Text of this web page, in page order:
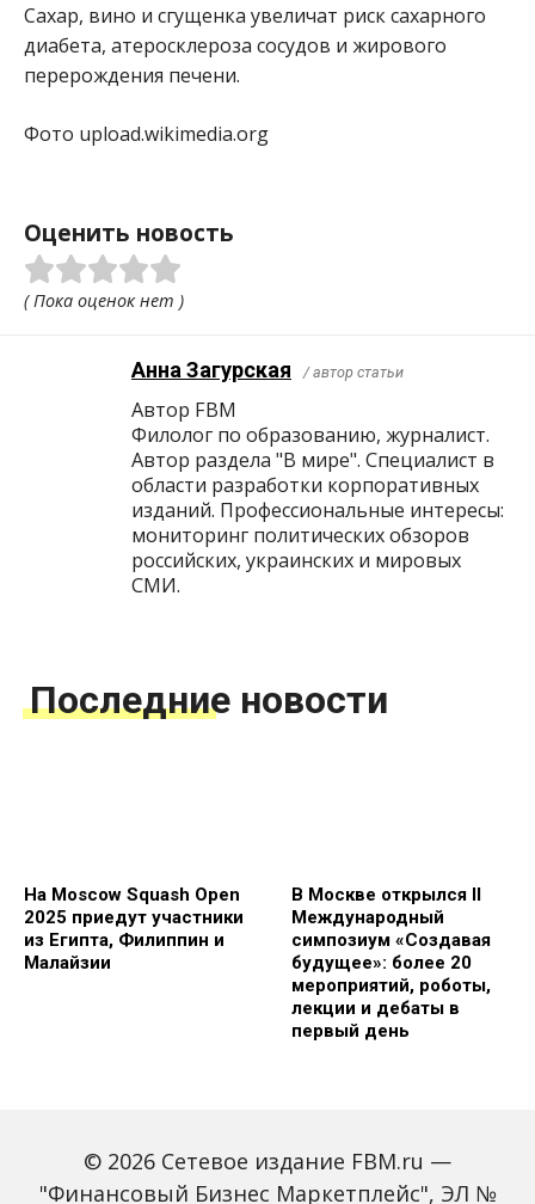
Сахар, вино и сгущенка увеличат риск сахарного
диабета, атеросклероза сосудов и жирового
перерождения печени.
Фото upload.wikimedia.org
Оценить новость
( Пока оценок нет )
Анна Загурская / автор статьи
Автор FBM
Филолог по образованию, журналист.
Автор раздела "В мире". Специалист в
области разработки корпоративных
изданий. Профессиональные интересы:
мониторинг политических обзоров
российских, украинских и мировых
СМИ.
Последние новости
На Moscow Squash Open
2025 приедут участники
из Египта, Филиппин и
Малайзии
В Москве открылся II
Международный
симпозиум «Создавая
будущее»: более 20
мероприятий, роботы,
лекции и дебаты в
первый день
© 2026 Сетевое издание FBM.ru —
"Финансовый Бизнес Маркетплейс", ЭЛ №